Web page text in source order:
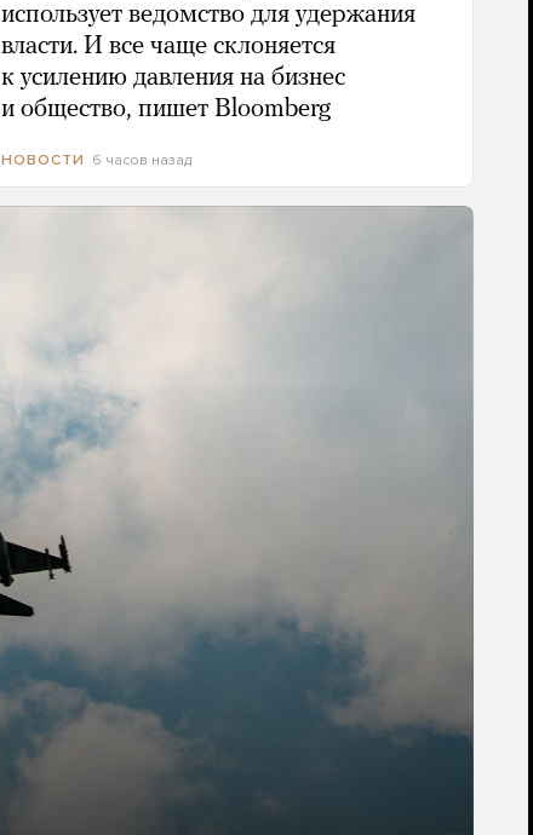
использует ведомство для удержания
власти. И все чаще склоняется
к усилению давления на бизнес
и общество, пишет Bloomberg
НОВОСТИ 6 часов назад